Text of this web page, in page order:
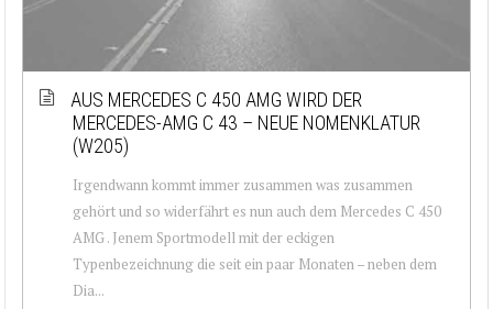
AUS MERCEDES C 450 AMG WIRD DER
MERCEDES-AMG C 43 – NEUE NOMENKLATUR
(W205)
Irgendwann kommt immer zusammen was zusammen
gehört und so widerfährt es nun auch dem Mercedes C 450
AMG . Jenem Sportmodell mit der eckigen
Typenbezeichnung die seit ein paar Monaten – neben dem
Dia...